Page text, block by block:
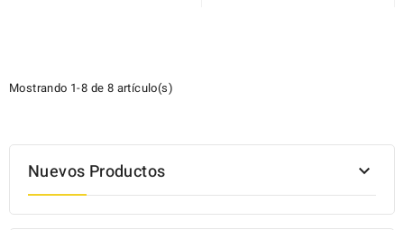
Mostrando 1-8 de 8 artículo(s)
Nuevos Productos 